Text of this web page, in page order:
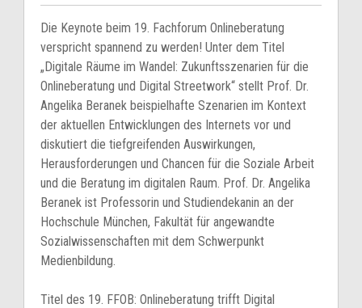
Die Keynote beim 19. Fachforum Onlineberatung
verspricht spannend zu werden! Unter dem Titel
„Digitale Räume im Wandel: Zukunftsszenarien für die
Onlineberatung und Digital Streetwork“ stellt Prof. Dr.
Angelika Beranek beispielhafte Szenarien im Kontext
der aktuellen Entwicklungen des Internets vor und
diskutiert die tiefgreifenden Auswirkungen,
Herausforderungen und Chancen für die Soziale Arbeit
und die Beratung im digitalen Raum. Prof. Dr. Angelika
Beranek ist Professorin und Studiendekanin an der
Hochschule München, Fakultät für angewandte
Sozialwissenschaften mit dem Schwerpunkt
Medienbildung.
Titel des 19. FFOB: Onlineberatung trifft Digital